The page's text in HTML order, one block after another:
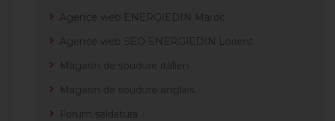
Agence web ENERGIEDIN Maroc
Agence web SEO ENERGIEDIN Lorient
Magasin de soudure italien
Magasin de soudure anglais
Forum saldatura